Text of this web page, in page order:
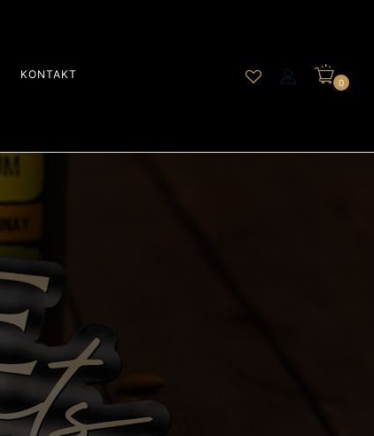
KONTAKT
0